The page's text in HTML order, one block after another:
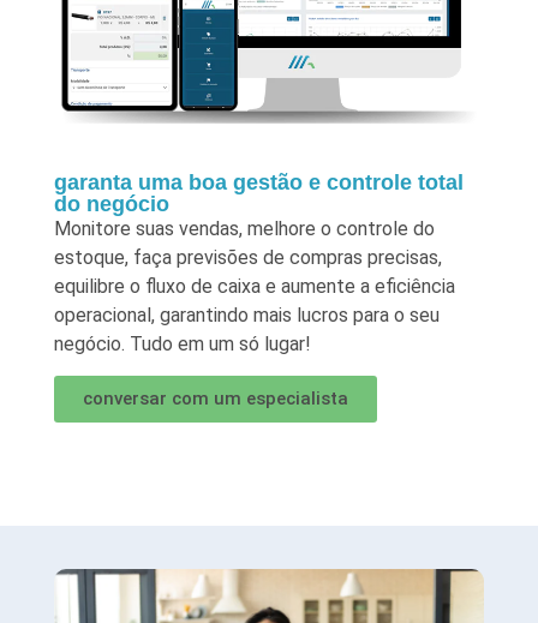
garanta uma boa gestão e controle total
do negócio
Monitore suas vendas, melhore o controle do
estoque, faça previsões de compras precisas,
equilibre o fluxo de caixa e aumente a eficiência
operacional, garantindo mais lucros para o seu
negócio. Tudo em um só lugar!
conversar com um especialista